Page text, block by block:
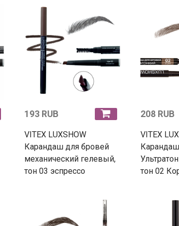
193 RUB
VITEX LUXSHOW
Карандаш для бровей
механический гелевый,
тон 03 эспрессо
208 RUB
VITEX
тон 02